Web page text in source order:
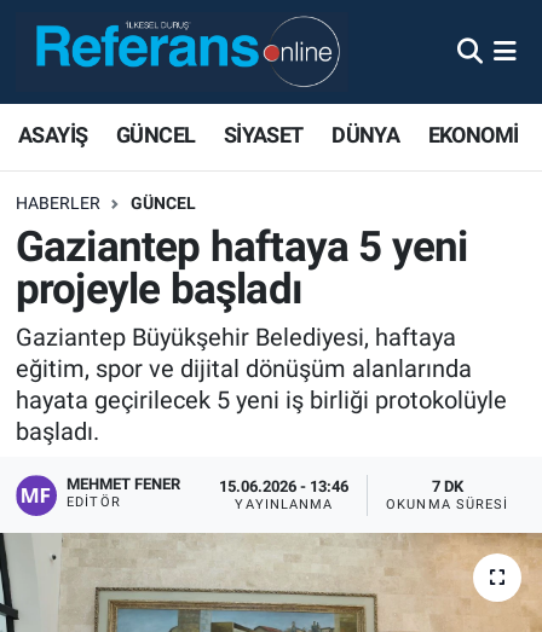
ASAYİŞ GÜNCEL SİYASET DÜNYA EKONOMİ
HABERLER GÜNCEL
Gaziantep haftaya 5 yeni
projeyle başladı
Gaziantep Büyükşehir Belediyesi, haftaya
eğitim, spor ve dijital dönüşüm alanlarında
hayata geçirilecek 5 yeni iş birliği protokolüyle
başladı.
MEHMET FENER
EDITÖR
15.06.2026 - 13:46
YAYINLANMA
7 DK
OKUNMA SÜRESI